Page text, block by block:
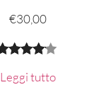
€30,00
4.00su
Leggi tutto